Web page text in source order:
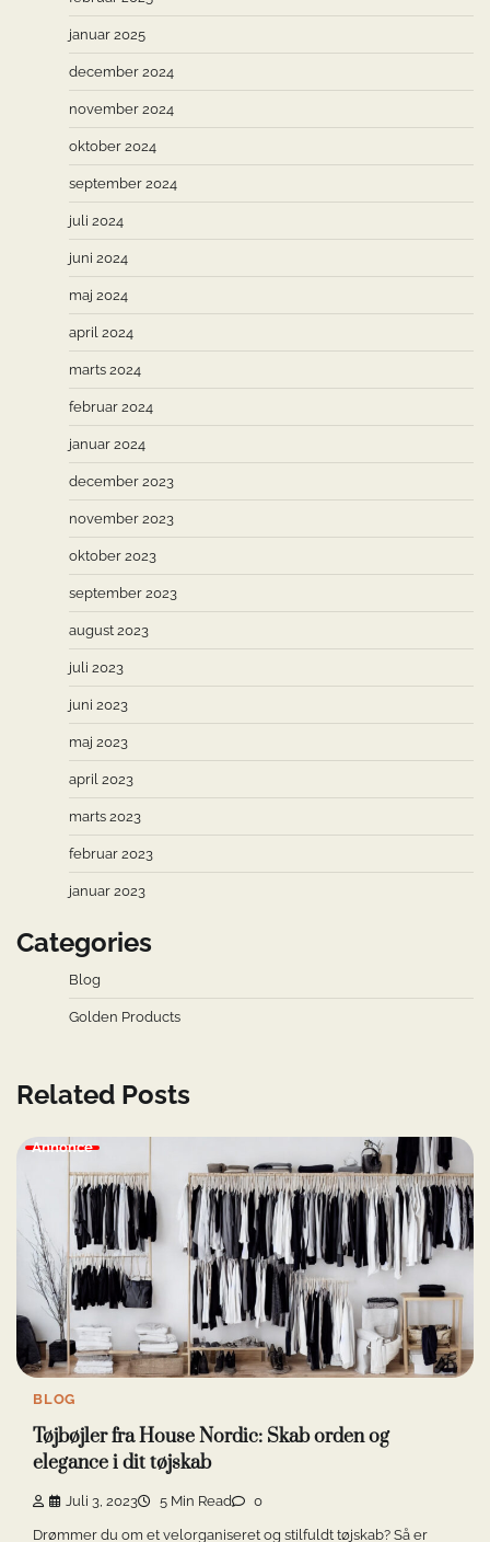
januar 2025
december 2024
november 2024
oktober 2024
september 2024
juli 2024
juni 2024
maj 2024
april 2024
marts 2024
februar 2024
januar 2024
december 2023
november 2023
oktober 2023
september 2023
august 2023
juli 2023
juni 2023
maj 2023
april 2023
marts 2023
februar 2023
januar 2023
Categories
Blog
Golden Products
Related Posts
Annonce
BLOG
Tøjbøjler fra House Nordic: Skab orden og
elegance i dit tøjskab
Juli 3, 2023 5 Min Read 0
Drømmer du om et velorganiseret og stilfuldt tøjskab? Så er